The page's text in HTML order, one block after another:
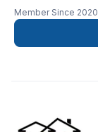
Member Since 2020